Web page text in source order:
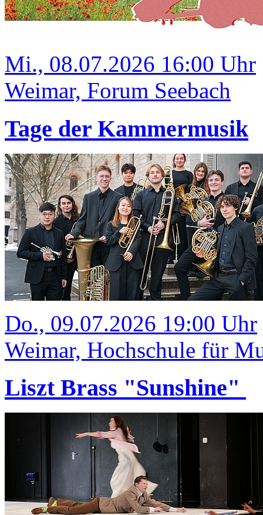
Mi., 08.07.2026 16:00 Uhr
Weimar, Forum Seebach
Tage der Kammermusik
Do., 09.07.2026 19:00 Uhr
Weimar, Hochschule für
Liszt Brass "Sunshine"